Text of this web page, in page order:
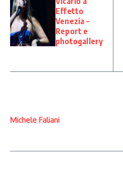
Effetto
Venezia –
Report e
photogallery
Michele Faliani